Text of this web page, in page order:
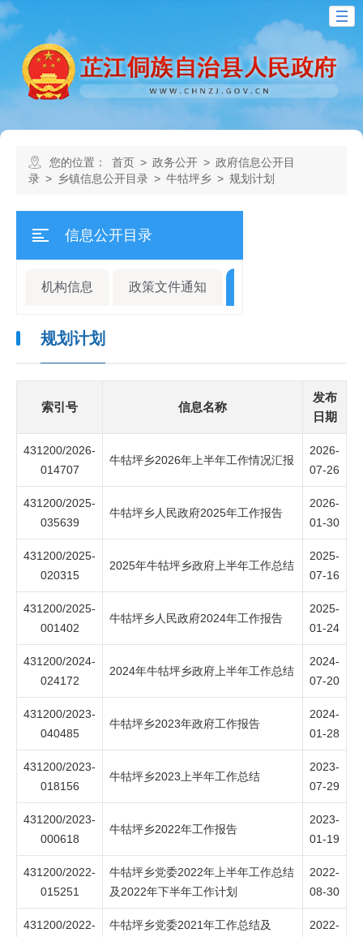
您的位置： 首页 > 政务公开 > 政府信息公开目
录 > 乡镇信息公开目录 > 牛牯坪乡 > 规划计划
信息公开目录
机构信息 政策文件通知
规划计划
索引号 信息名称
发布
日期
431200/2026-
014707
牛牯坪乡2026年上半年工作情况汇报
2026-
07-26
431200/2025-
035639
牛牯坪乡人民政府2025年工作报告
2026-
01-30
431200/2025-
020315
2025年牛牯坪乡政府上半年工作总结
2025-
07-16
431200/2025-
001402
牛牯坪乡人民政府2024年工作报告
2025-
01-24
431200/2024-
024172
2024年牛牯坪乡政府上半年工作总结
2024-
07-20
431200/2023-
040485
牛牯坪乡2023年政府工作报告
2024-
01-28
431200/2023-
018156
牛牯坪乡2023上半年工作总结
2023-
07-29
431200/2023-
000618
牛牯坪乡2022年工作报告
2023-
01-19
431200/2022-
015251
牛牯坪乡党委2022年上半年工作总结
及2022年下半年工作计划
2022-
08-30
431200/2022-
牛牯坪乡党委2021年工作总结及
2022-